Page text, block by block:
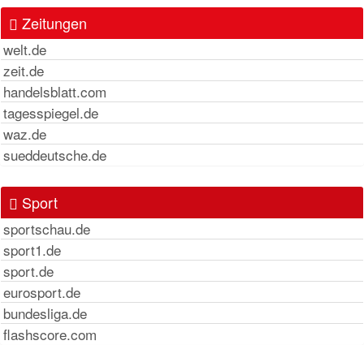
Zeitungen
welt.de
zeit.de
handelsblatt.com
tagesspiegel.de
waz.de
sueddeutsche.de
Sport
sportschau.de
sport1.de
sport.de
eurosport.de
bundesliga.de
flashscore.com